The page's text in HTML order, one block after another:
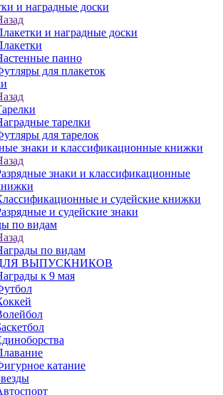
и наградные доски
и наградные доски
панно
для плакеток
тарелки
для тарелок
знаки и классификационные книжки
знаки и классификационные
и судейские книжки
и судейские знаки
по видам
по видам
ВЫПУСКНИКОВ
к 9 мая
катание